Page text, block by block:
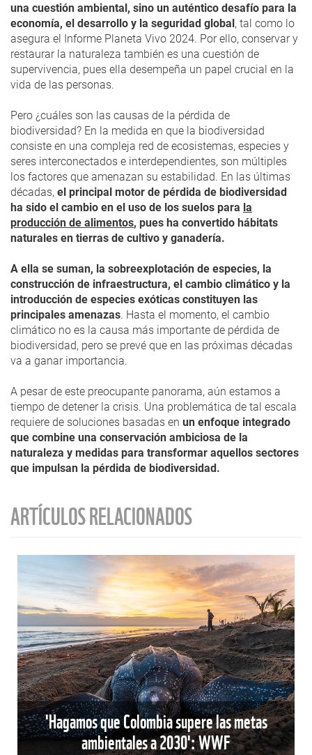
una cuestión ambiental, sino un auténtico desafío para la
economía, el desarrollo y la seguridad global, tal como lo
asegura el Informe Planeta Vivo 2024. Por ello, conservar y
restaurar la naturaleza también es una cuestión de
supervivencia, pues ella desempeña un papel crucial en la
vida de las personas.
Pero ¿cuáles son las causas de la pérdida de
biodiversidad? En la medida en que la biodiversidad
consiste en una compleja red de ecosistemas, especies y
seres interconectados e interdependientes, son múltiples
los factores que amenazan su estabilidad. En las últimas
décadas, el principal motor de pérdida de biodiversidad
ha sido el cambio en el uso de los suelos para la
producción de alimentos, pues ha convertido hábitats
naturales en tierras de cultivo y ganadería.
A ella se suman, la sobreexplotación de especies, la
construcción de infraestructura, el cambio climático y la
introducción de especies exóticas constituyen las
principales amenazas. Hasta el momento, el cambio
climático no es la causa más importante de pérdida de
biodiversidad, pero se prevé que en las próximas décadas
va a ganar importancia.
A pesar de este preocupante panorama, aún estamos a
tiempo de detener la crisis. Una problemática de tal escala
requiere de soluciones basadas en un enfoque integrado
que combine una conservación ambiciosa de la
naturaleza y medidas para transformar aquellos sectores
que impulsan la pérdida de biodiversidad.
ARTÍCULOS RELACIONADOS
'Hagamos que Colombia supere las metas
ambientales a 2030': WWF